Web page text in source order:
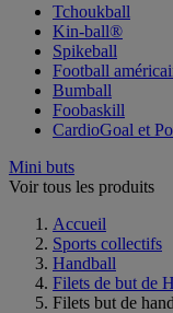
Tchoukball
Kin-ball®
Spikeball
Football
Bumball
Foobaskill
CardioGoal et
Mini buts
Voir tous les produits
Accueil
Sports collectifs
Handball
Filets de but de
Filets but de